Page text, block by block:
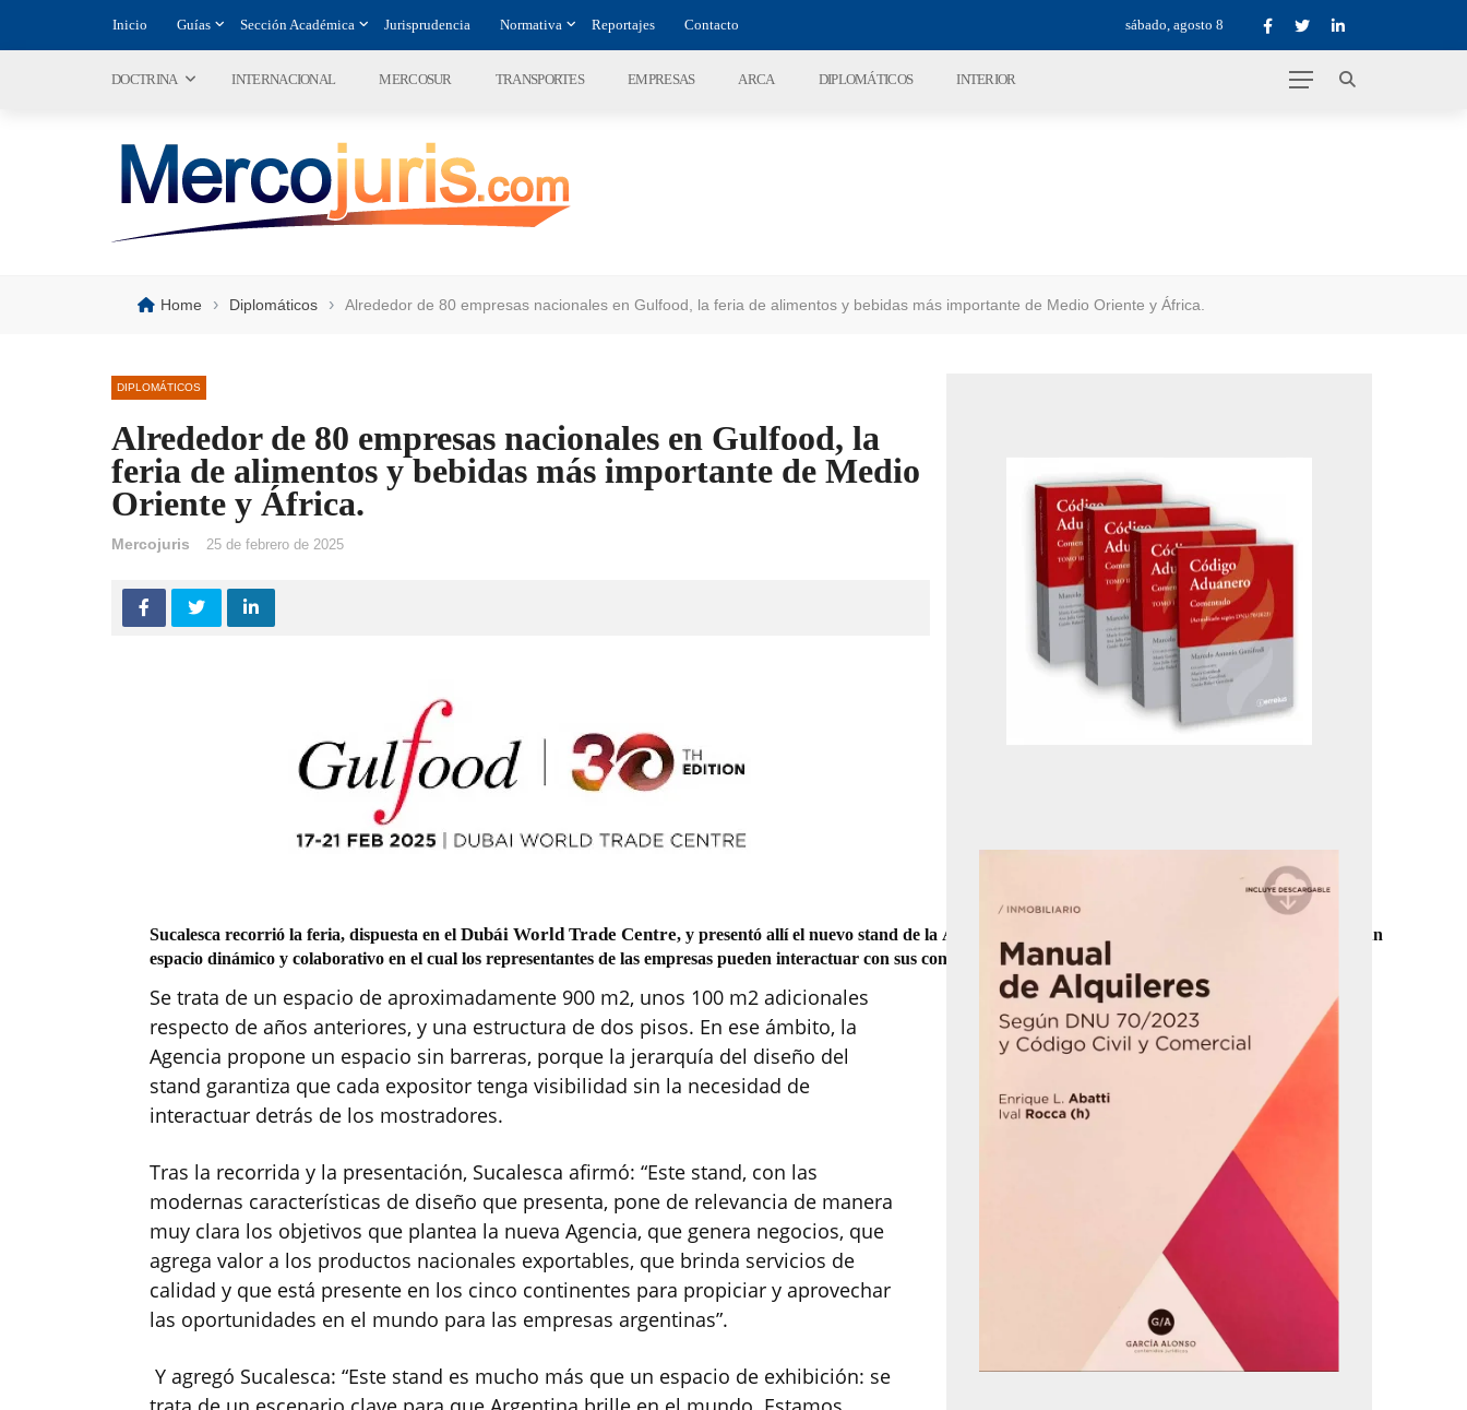
Inicio Guías Sección Académica Jurisprudencia Normativa Reportajes Contacto sábado, agosto 8
DOCTRINA INTERNACIONAL MERCOSUR TRANSPORTES EMPRESAS ARCA DIPLOMÁTICOS INTERIOR
Home › Diplomáticos › Alrededor de 80 empresas nacionales en Gulfood, la feria de alimentos y bebidas más importante de Medio Oriente y África.
DIPLOMÁTICOS
Alrededor de 80 empresas nacionales en Gulfood, la
feria de alimentos y bebidas más importante de Medio
Oriente y África.
Mercojuris 25 de febrero de 2025
Sucalesca recorrió la feria, dispuesta en el Dubái World Trade Centre, y presentó allí el nuevo stand de la Agencia
, rediseñado con el objetivo de transformarlo en un
espacio dinámico y colaborativo en el cual los representantes de las empresas pueden interactuar con sus contrapartes en un entorno acogedor.
Se trata de un espacio de aproximadamente 900 m2, unos 100 m2 adicionales
respecto de años anteriores, y una estructura de dos pisos. En ese ámbito, la
Agencia propone un espacio sin barreras, porque la jerarquía del diseño del
stand garantiza que cada expositor tenga visibilidad sin la necesidad de
interactuar detrás de los mostradores.
Tras la recorrida y la presentación, Sucalesca afirmó: “Este stand, con las
modernas características de diseño que presenta, pone de relevancia de manera
muy clara los objetivos que plantea la nueva Agencia, que genera negocios, que
agrega valor a los productos nacionales exportables, que brinda servicios de
calidad y que está presente en los cinco continentes para propiciar y aprovechar
las oportunidades en el mundo para las empresas argentinas”.
Y agregó Sucalesca: “Este stand es mucho más que un espacio de exhibición: se